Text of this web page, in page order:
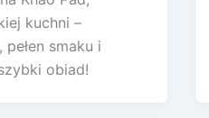
kuchni –
smaku i
obiad!